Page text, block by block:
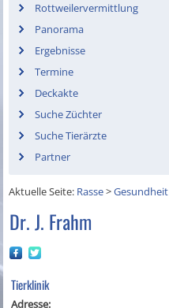
Rottweilervermittlung
Panorama
Ergebnisse
Termine
Deckakte
Suche Züchter
Suche Tierärzte
Partner
Aktuelle Seite: Rasse>Gesundheit
Dr. J. Frahm
Tierklinik
Adresse: